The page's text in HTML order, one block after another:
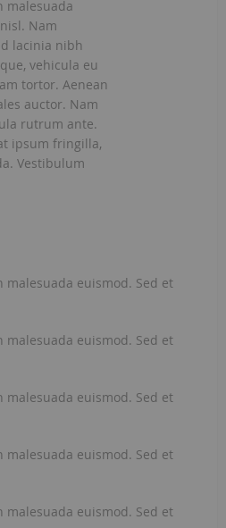
malesuada
Nam
lacinia nibh
vehicula eu
tortor. Aenean
auctor. Nam
rutrum ante.
ipsum fringilla,
Vestibulum
euismod. Sed et
euismod. Sed et
euismod. Sed et
euismod. Sed et
euismod. Sed et